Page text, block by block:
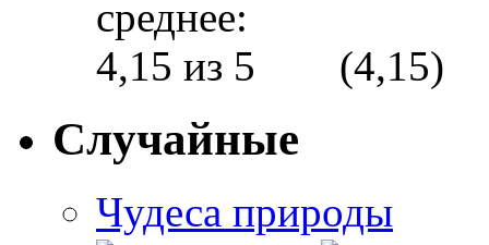
(4,15)
Случайные
Чудеса природы